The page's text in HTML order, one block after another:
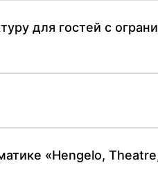
для гостей с
«Hengelo,